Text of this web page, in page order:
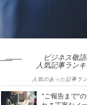
ビジネス敬
人気記事ラン
人気のあった記事ラ
"ご報告まで"